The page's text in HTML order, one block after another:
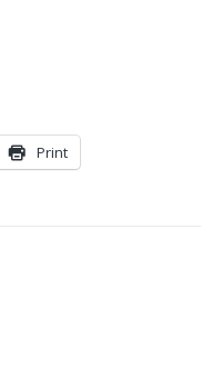
Print